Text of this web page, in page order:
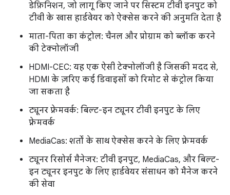
डेफ़िनिशन, जो लागू किए जाने पर सिस्टम टीवी इनपुट को
टीवी के खास हार्डवेयर को ऐक्सेस करने की अनुमति देता है
माता-पिता का कंट्रोल: चैनल और प्रोग्राम को ब्लॉक करने
की टेक्नोलॉजी
HDMI-CEC: यह एक ऐसी टेक्नोलॉजी है जिसकी मदद से,
HDMI के ज़रिए कई डिवाइसों को रिमोट से कंट्रोल किया
जा सकता है
ट्यूनर फ़्रेमवर्क: बिल्ट-इन ट्यूनर टीवी इनपुट के लिए
फ़्रेमवर्क
MediaCas: शर्तों के साथ ऐक्सेस करने के लिए फ़्रेमवर्क
ट्यूनर रिसोर्स मैनेजर: टीवी इनपुट, MediaCas, और बिल्ट-
इन ट्यूनर इनपुट के लिए हार्डवेयर संसाधन को मैनेज करने
की सेवा